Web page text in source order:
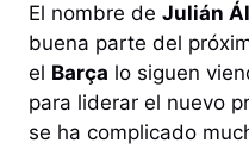
El nombre de Julián
buena parte del
el Barça lo siguen
para liderar el nuevo
se ha complicado